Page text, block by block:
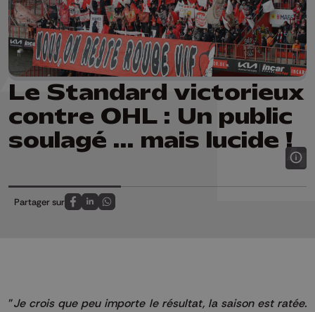
Le Standard victorieux
contre OHL : Un public
soulagé ... mais lucide !
Partager sur
Partagez sur FaceBook
Partagez sur LinkedIn
Partagez sur Whatsapp
"Je crois que peu importe le résultat, la saison est ratée.